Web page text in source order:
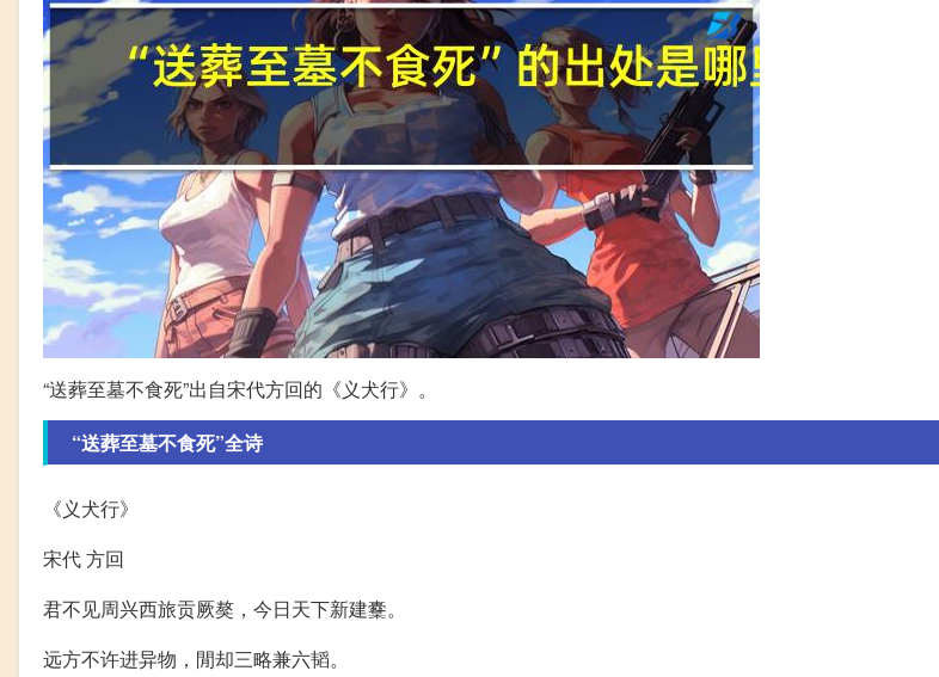
“送葬至墓不食死”出自宋代方回的《义犬行》。
“送葬至墓不食死”全诗
《义犬行》
宋代 方回
君不见周兴西旅贡厥獒，今日天下新建櫜。
远方不许进异物，閒却三略兼六韬。